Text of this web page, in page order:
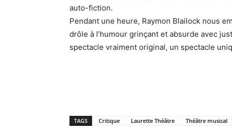
auto-fiction.
Pendant une heure, Raymon Blailock nous
drôle à l’humour grinçant et absurde avec
spectacle vraiment original, un spectacle
TAGS Critique Laurette Théâtre Théâtre musical